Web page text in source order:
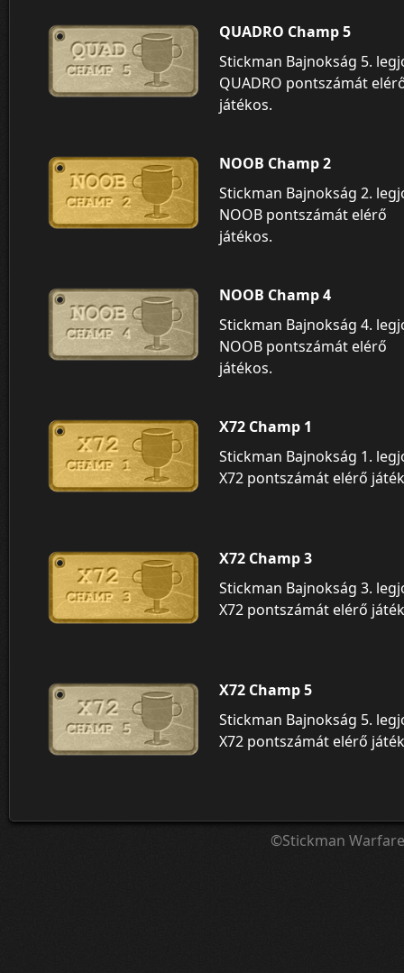
QUADRO Champ 5
Stickman Bajnokság 5.
QUADRO pontszámát
játékos.
NOOB Champ 2
Stickman Bajnokság 2.
NOOB pontszámát elérő
játékos.
NOOB Champ 4
Stickman Bajnokság 4.
NOOB pontszámát elérő
játékos.
X72 Champ 1
Stickman Bajnokság 1.
X72 pontszámát elérő
X72 Champ 3
Stickman Bajnokság 3.
X72 pontszámát elérő
X72 Champ 5
Stickman Bajnokság 5.
X72 pontszámát elérő
©Stickman Warfare